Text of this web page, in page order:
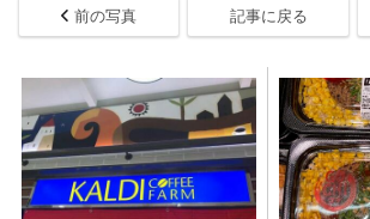
前の写真 記事に戻る